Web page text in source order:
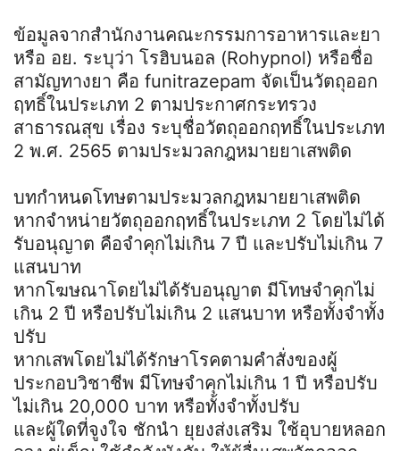
ข้อมูลจากสำนักงานคณะกรรมการอาหารและยา
หรือ อย. ระบุว่า โรฮิบนอล (Rohypnol) หรือชื่อ
สามัญทางยา คือ funitrazepam จัดเป็นวัตถุออก
ฤทธิ์ในประเภท 2 ตามประกาศกระทรวง
สาธารณสุข เรื่อง ระบุชื่อวัตถุออกฤทธิ์ในประเภท
2 พ.ศ. 2565 ตามประมวลกฎหมายยาเสพติด
บทกำหนดโทษตามประมวลกฎหมายยาเสพติด
หากจำหน่ายวัตถุออกฤทธิ์ในประเภท 2 โดยไม่ได้
รับอนุญาต คือจำคุกไม่เกิน 7 ปี และปรับไม่เกิน 7
แสนบาท
หากโฆษณาโดยไม่ได้รับอนุญาต มีโทษจำคุกไม่
เกิน 2 ปี หรือปรับไม่เกิน 2 แสนบาท หรือทั้งจำทั้ง
ปรับ
หากเสพโดยไม่ได้รักษาโรคตามคำสั่งของผู้
ประกอบวิชาชีพ มีโทษจำคุกไม่เกิน 1 ปี หรือปรับ
ไม่เกิน 20,000 บาท หรือทั้งจำทั้งปรับ
และผู้ใดที่จูงใจ ชักนำ ยุยงส่งเสริม ใช้อุบายหลอก